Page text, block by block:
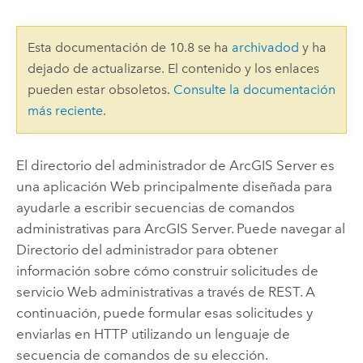
Esta documentación de 10.8 se ha archivadod y ha
dejado de actualizarse. El contenido y los enlaces
pueden estar obsoletos. Consulte la documentación
más reciente.
El directorio del administrador de ArcGIS Server es
una aplicación Web principalmente diseñada para
ayudarle a escribir secuencias de comandos
administrativas para ArcGIS Server. Puede navegar al
Directorio del administrador para obtener
información sobre cómo construir solicitudes de
servicio Web administrativas a través de REST. A
continuación, puede formular esas solicitudes y
enviarlas en HTTP utilizando un lenguaje de
secuencia de comandos de su elección.